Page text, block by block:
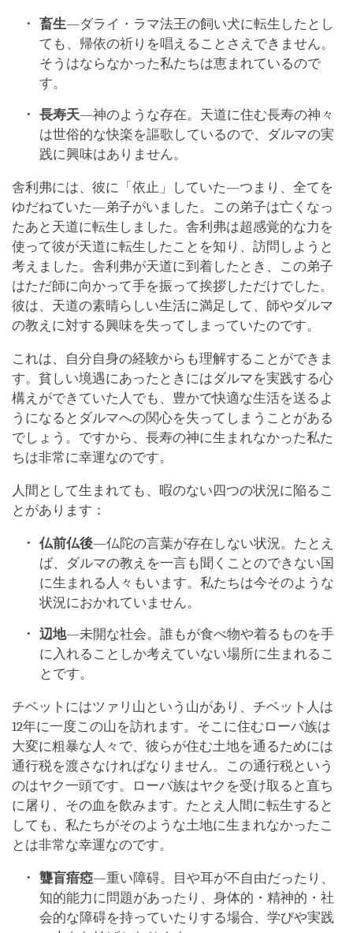
畜生―ダライ・ラマ法王の飼い犬に転生したとし
ても、帰依の祈りを唱えることさえできません。
そうはならなかった私たちは恵まれているので
す。
長寿天―神のような存在。天道に住む長寿の神々
は世俗的な快楽を謳歌しているので、ダルマの実
践に興味はありません。
舎利弗には、彼に「依止」していた―つまり、全てを
ゆだねていた―弟子がいました。この弟子は亡くなっ
たあと天道に転生しました。舎利弗は超感覚的な力を
使って彼が天道に転生したことを知り、訪問しようと
考えました。舎利弗が天道に到着したとき、この弟子
はただ師に向かって手を振って挨拶しただけでした。
彼は、天道の素晴らしい生活に満足して、師やダルマ
の教えに対する興味を失ってしまっていたのです。
これは、自分自身の経験からも理解することができま
す。貧しい境遇にあったときにはダルマを実践する心
構えができていた人でも、豊かで快適な生活を送るよ
うになるとダルマへの関心を失ってしまうことがある
でしょう。ですから、長寿の神に生まれなかった私た
ちは非常に幸運なのです。
人間として生まれても、暇のない四つの状況に陥るこ
とがあります：
仏前仏後―仏陀の言葉が存在しない状況。たとえ
ば、ダルマの教えを一言も聞くことのできない国
に生まれる人々もいます。私たちは今そのような
状況におかれていません。
辺地―未開な社会。誰もが食べ物や着るものを手
に入れることしか考えていない場所に生まれるこ
とです。
チベットにはツァリ山という山があり、チベット人は
12年に一度この山を訪れます。そこに住むローバ族は
大変に粗暴な人々で、彼らが住む土地を通るためには
通行税を渡さなければなりません。この通行税という
のはヤク一頭です。ローバ族はヤクを受け取ると直ち
に屠り、その血を飲みます。たとえ人間に転生すると
しても、私たちがそのような土地に生まれなかったこ
とは非常な幸運なのです。
聾盲瘖瘂―重い障碍。目や耳が不自由だったり、
知的能力に問題があったり、身体的・精神的・社
会的な障碍を持っていたりする場合、学びや実践